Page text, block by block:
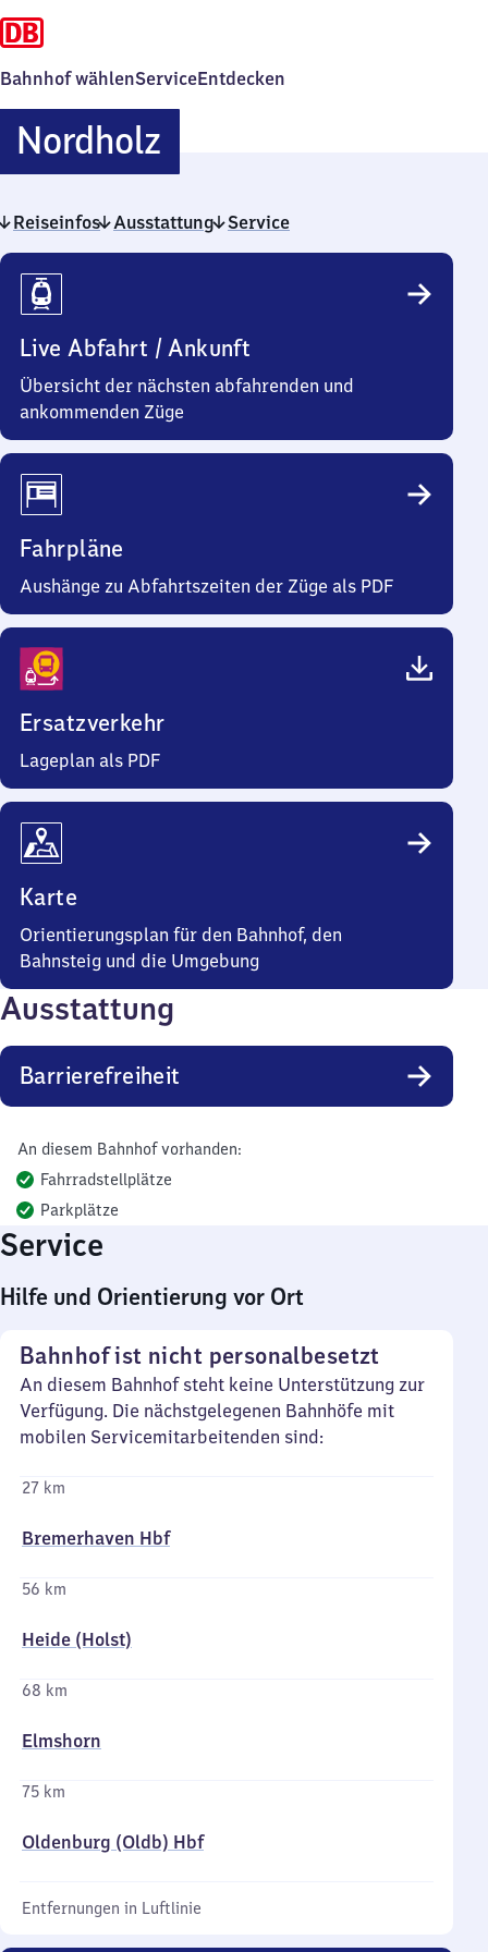
Bahnhof wählenServiceEntdecken
NordholzNordholz
Reiseinfos Ausstattung Service
Reiseinfos
Live Abfahrt / Ankunft
Übersicht der nächsten abfahrenden und
ankommenden Züge
Fahrpläne
Aushänge zu Abfahrtszeiten der Züge als PDF
Ersatzverkehr
Lageplan als PDF
Karte
Orientierungsplan für den Bahnhof, den
Bahnsteig und die Umgebung
Ausstattung
Barrierefreiheit
An diesem Bahnhof vorhanden:
Fahrradstellplätze
Parkplätze
Service
Hilfe und Orientierung vor Ort
Bahnhof ist nicht personalbesetzt
An diesem Bahnhof steht keine Unterstützung zur
Verfügung. Die nächstgelegenen Bahnhöfe mit
mobilen Servicemitarbeitenden sind:
27 km
Bremerhaven Hbf
56 km
Heide (Holst)
68 km
Elmshorn
75 km
Oldenburg (Oldb) Hbf
Entfernungen in Luftlinie